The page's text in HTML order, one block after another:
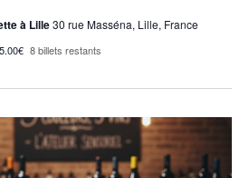
à Lille30 rue Masséna, Lille, France
8 billets restants